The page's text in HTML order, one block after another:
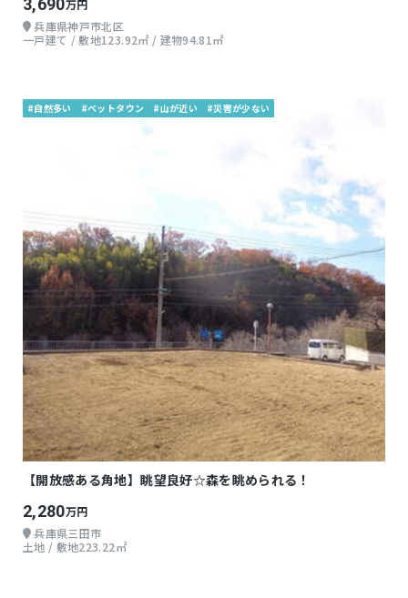
3,690万円
兵庫県神戸市北区
一戸建て / 敷地123.92㎡ / 建物94.81㎡
#自然多い #ベットタウン #山が近い #災害が少ない
【開放感ある角地】眺望良好☆森を眺められる！
2,280万円
兵庫県三田市
土地 / 敷地223.22㎡